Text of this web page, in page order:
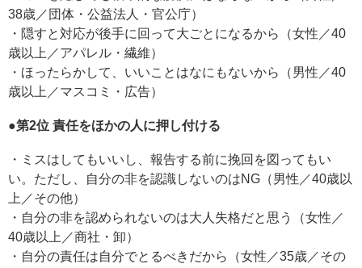
38歳／団体・公益法人・官公庁）
・隠すと対応が後手に回って大ごとになるから（女性／40
歳以上／アパレル・繊維）
・ほったらかして、いいことはなにもないから（男性／40
歳以上／マスコミ・広告）
●第2位 責任をほかの人に押し付ける
・ミスはしてもいいし、報告する前に挽回を図ってもい
い。ただし、自分の非を認識しないのはNG（男性／40歳以
上／その他）
・自分の非を認められないのは大人失格だと思う（女性／
40歳以上／商社・卸）
・自分の責任は自分でとるべきだから（女性／35歳／その